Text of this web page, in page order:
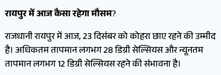
रायपुर में आज कैसा रहेगा मौसम?
राजधानी रायपुर में आज, 23 दिसंबर को कोहरा छाए रहने की उम्मीद
है। अधिकतम तापमान लगभग 28 डिग्री सेल्सियस और न्यूनतम
तापमान लगभग 12 डिग्री सेल्सियस रहने की संभावना है।